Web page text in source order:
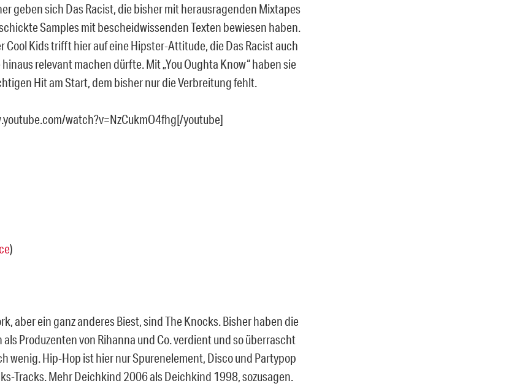
geben sich Das Racist, die bisher mit herausragenden Mixtapes
Samples mit bescheidwissenden Texten bewiesen haben.
Cool Kids trifft hier auf eine Hipster-Attitude, die Das Racist auch
relevant machen dürfte. Mit „You Oughta Know“ haben sie
Hit am Start, dem bisher nur die Verbreitung fehlt.
watch?v=NzCukmO4fhg[/youtube]
)
aber ein ganz anderes Biest, sind The Knocks. Bisher haben die
Produzenten von Rihanna und Co. verdient und so überrascht
wenig. Hip-Hop ist hier nur Spurenelement, Disco und Partypop
Tracks. Mehr Deichkind 2006 als Deichkind 1998, sozusagen.